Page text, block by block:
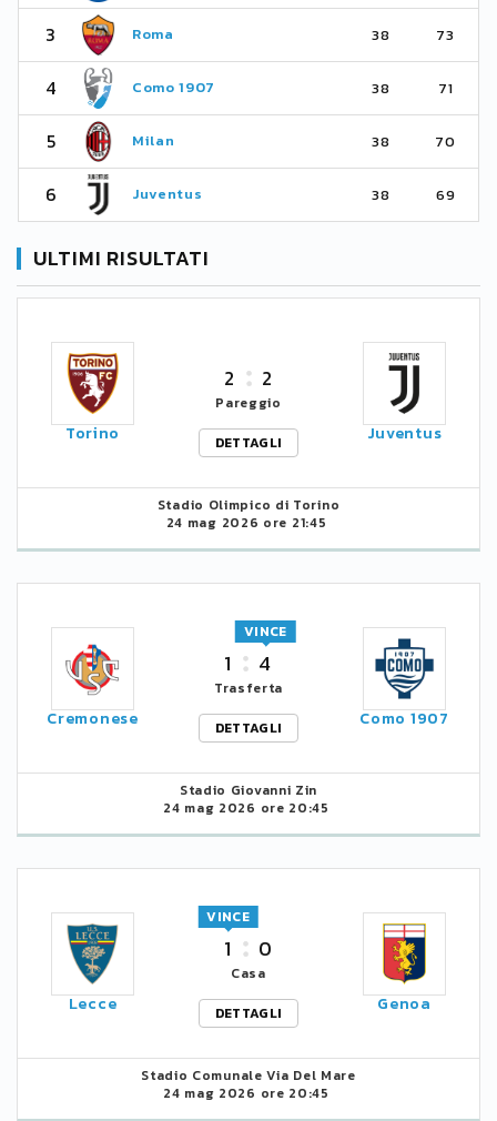
3 Roma 38 73
4 Como 1907 38 71
5 Milan 38 70
6 Juventus 38 69
ULTIMI RISULTATI
Torino
2 2
Pareggio
DETTAGLI
Juventus
Stadio Olimpico di Torino
24 mag 2026 ore 21:45
Cremonese
1 4
VINCE
Trasferta
DETTAGLI
Como 1907
Stadio Giovanni Zin
24 mag 2026 ore 20:45
Lecce
1
VINCE
0
Casa
DETTAGLI
Genoa
Stadio Comunale Via Del Mare
24 mag 2026 ore 20:45